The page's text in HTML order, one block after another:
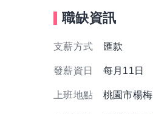
職缺資訊
支薪方式 匯款
發薪資日 每月11日
上班地點 桃園市楊